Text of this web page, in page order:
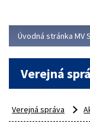
Úvodná stránka MV
Verejná
Verejná správa